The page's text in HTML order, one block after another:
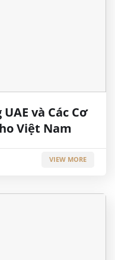
và Các Cơ
Việt Nam
VIEW MORE